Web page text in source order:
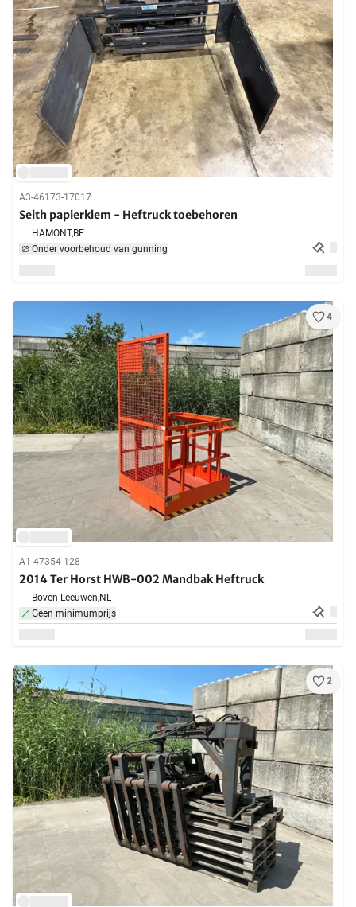
A3-46173-17017
Seith papierklem - Heftruck toebehoren
HAMONT,BE
Onder voorbehoud van gunning
4
A1-47354-128
2014 Ter Horst HWB-002 Mandbak Heftruck
Boven-Leeuwen,NL
Geen minimumprijs
2